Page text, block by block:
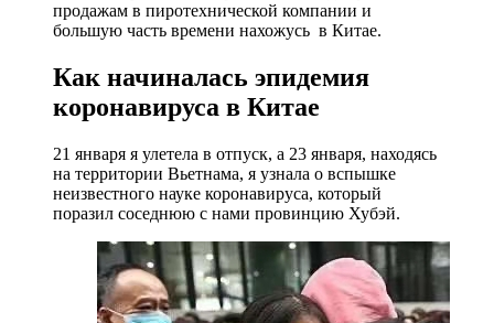
продажам в пиротехнической компании и
большую часть времени нахожусь в Китае.
Как начиналась эпидемия
коронавируса в Китае
21 января я улетела в отпуск, а 23 января, находясь
на территории Вьетнама, я узнала о вспышке
неизвестного науке коронавируса, который
поразил соседнюю с нами провинцию Хубэй.